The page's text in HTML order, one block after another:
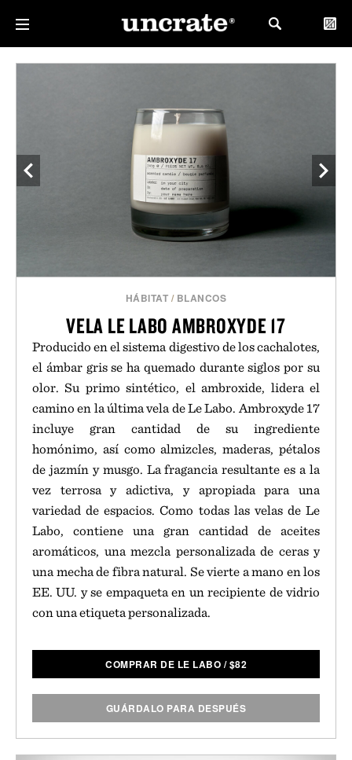
HÁBITAT / BLANCOS
VELA LE LABO AMBROXYDE 17
Producido en el sistema digestivo de los cachalotes,
el ámbar gris se ha quemado durante siglos por su
olor. Su primo sintético, el ambroxide, lidera el
camino en la última vela de Le Labo. Ambroxyde 17
incluye gran cantidad de su ingrediente
homónimo, así como almizcles, maderas, pétalos
de jazmín y musgo. La fragancia resultante es a la
vez terrosa y adictiva, y apropiada para una
variedad de espacios. Como todas las velas de Le
Labo, contiene una gran cantidad de aceites
aromáticos, una mezcla personalizada de ceras y
una mecha de fibra natural. Se vierte a mano en los
EE. UU. y se empaqueta en un recipiente de vidrio
con una etiqueta personalizada.
COMPRAR DE LE LABO /$82
GUÁRDALO PARA DESPUÉS